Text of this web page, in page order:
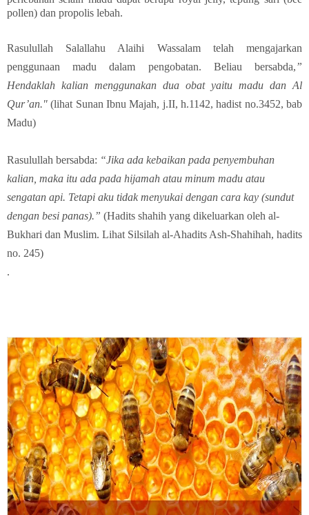
pollen) dan propolis lebah.
Rasulullah Salallahu Alaihi Wassalam telah mengajarkan
penggunaan madu dalam pengobatan. Beliau bersabda,”
Hendaklah kalian menggunakan dua obat yaitu madu dan Al
Qur’an." (lihat Sunan Ibnu Majah, j.II, h.1142, hadist no.3452, bab
Madu)
Rasulullah bersabda: “Jika ada kebaikan pada penyembuhan
kalian, maka itu ada pada hijamah atau minum madu atau
sengatan api. Tetapi aku tidak menyukai dengan cara kay (sundut
dengan besi panas).” (Hadits shahih yang dikeluarkan oleh al-
Bukhari dan Muslim. Lihat Silsilah al-Ahadits Ash-Shahihah, hadits
no. 245)
.